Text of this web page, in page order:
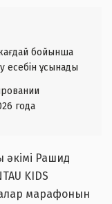
бойынша
есебін ұсынады
года
Рашид
KIDS
марафонын